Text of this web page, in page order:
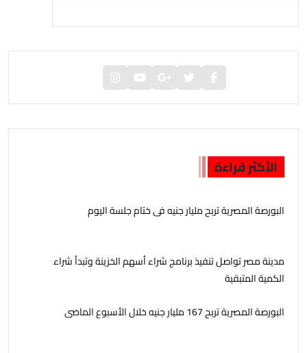
الأكثر قراءة
البورصة المصرية تربح مليار جنيه فى ختام جلسة اليوم
مدينة مصر تواصل تنفيذ برنامج شراء أسهم الخزينة وتبدأ شراء
الكمية المتبقية
البورصة المصرية تربح 167 مليار جنيه خلال الأسبوع الماضى